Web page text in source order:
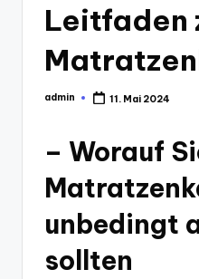
Leitfaden
Posted
admin 11. Mai 2024
– Worauf
unbedingt
sollten